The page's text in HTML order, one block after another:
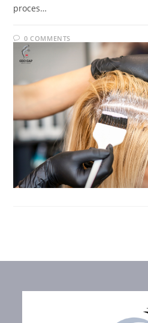
proces…
0 COMMENTS